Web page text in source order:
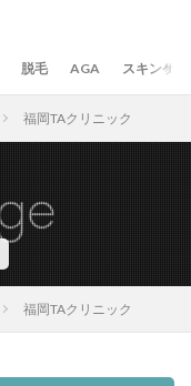
脱毛 AGA スキンケア
福岡TAクリニック
福岡TAクリニック